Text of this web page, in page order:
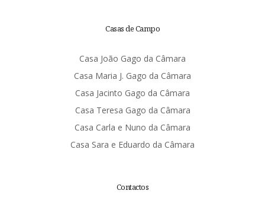
Casas de Campo
Casa João Gago da Câmara
Casa Maria J. Gago da Câmara
Casa Jacinto Gago da Câmara
Casa Teresa Gago da Câmara
Casa Carla e Nuno da Câmara
Casa Sara e Eduardo da Câmara
Contactos